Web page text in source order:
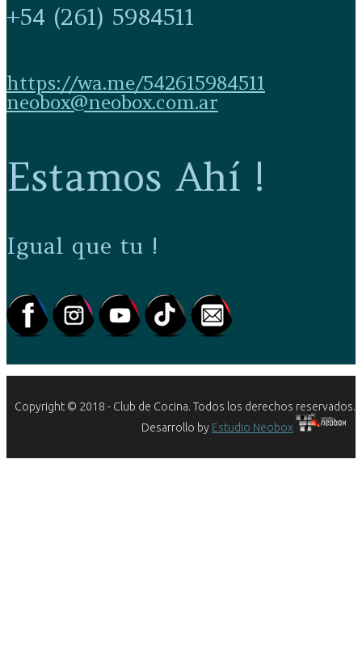
+54 (261) 5984511
https://wa.me/542615984511
neobox@neobox.com.ar
Estamos Ahí !
Igual que tu !
Copyright © 2018 - Club de Cocina. Todos los derechos reservados.
Desarrollo by Estudio Neobox